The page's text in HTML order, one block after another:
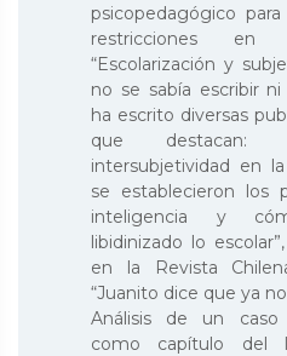
psicopedagógico
restricciones en
“Escolarización y
no se sabía escribir ni
ha escrito diversas
que destacan:
intersubjetividad en
se establecieron los
inteligencia y
libidinizado lo
en la Revista
“Juanito dice que ya
Análisis de un caso
como capítulo del